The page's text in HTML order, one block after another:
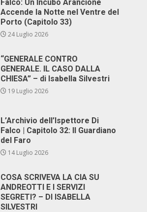
Falco: Un Incubo Arancione
Accende la Notte nel Ventre del
Porto (Capitolo 33)
24 Luglio 2026
“GENERALE CONTRO
GENERALE. IL CASO DALLA
CHIESA” – di Isabella Silvestri
19 Luglio 2026
L’Archivio dell’Ispettore Di
Falco | Capitolo 32: Il Guardiano
del Faro
14 Luglio 2026
COSA SCRIVEVA LA CIA SU
ANDREOTTI E I SERVIZI
SEGRETI? – DI ISABELLA
SILVESTRI